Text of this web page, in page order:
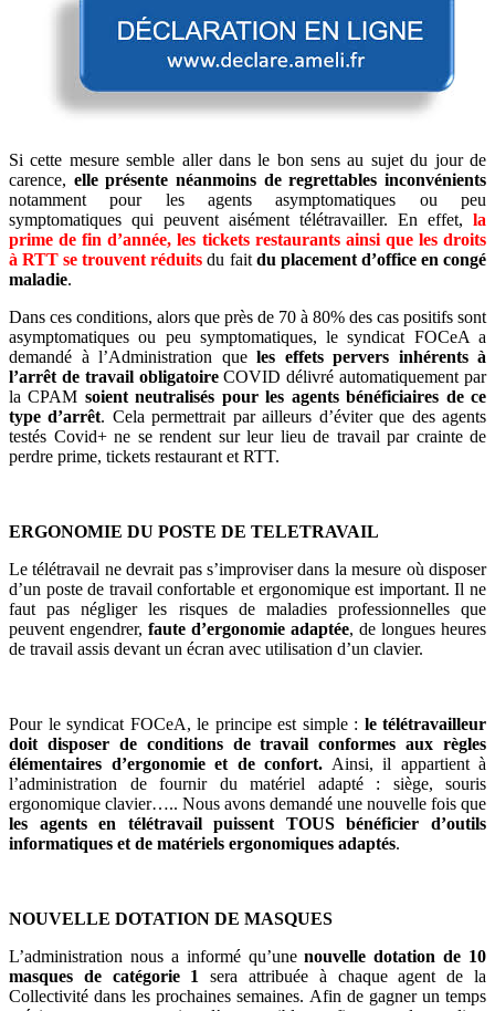
Si cette mesure semble aller dans le bon sens au sujet du jour de
carence, elle présente néanmoins de regrettables inconvénients
notamment pour les agents asymptomatiques ou peu
symptomatiques qui peuvent aisément télétravailler. En effet, la
prime de fin d’année, les tickets restaurants ainsi que les droits
à RTT se trouvent réduitsdu fait du placement d’office en congé
maladie.
Dans ces conditions, alors que près de 70 à 80% des cas positifs sont
asymptomatiques ou peu symptomatiques, le syndicat FOCeA a
demandé à l’Administration que les effets pervers inhérents à
l’arrêt de travail obligatoireCOVID délivré automatiquement par
la CPAM soient neutralisés pour les agents bénéficiaires de ce
type d’arrêt. Cela permettrait par ailleurs d’éviter que des agents
testés Covid+ ne se rendent sur leur lieu de travail par crainte de
perdre prime, tickets restaurant et RTT.
ERGONOMIE DU POSTE DE TELETRAVAIL
Le télétravail ne devrait pas s’improviser dans la mesure où disposer
d’un poste de travail confortable et ergonomique est important. Il ne
faut pas négliger les risques de maladies professionnelles que
peuvent engendrer, faute d’ergonomie adaptée, de longues heures
de travail assis devant un écran avec utilisation d’un clavier.
Pour le syndicat FOCeA, le principe est simple : le télétravailleur
doit disposer de conditions de travail conformes aux règles
élémentaires d’ergonomie et de confort. Ainsi, il appartient à
l’administration de fournir du matériel adapté : siège, souris
ergonomique clavier….. Nous avons demandé une nouvelle fois que
les agents en télétravail puissent TOUS bénéficier d’outils
informatiques et de matériels ergonomiques adaptés.
NOUVELLE DOTATION DE MASQUES
L’administration nous a informé qu’unenouvelle dotation de 10
masques de catégorie 1
sera attribuée à chaque agent de la
Collectivité dans les prochaines semaines. Afin de gagner un temps